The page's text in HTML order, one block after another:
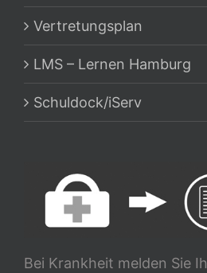
Vertretungsplan
LMS – Lernen Hamburg
Schuldock/iServ
Bei Krankheit melden Sie